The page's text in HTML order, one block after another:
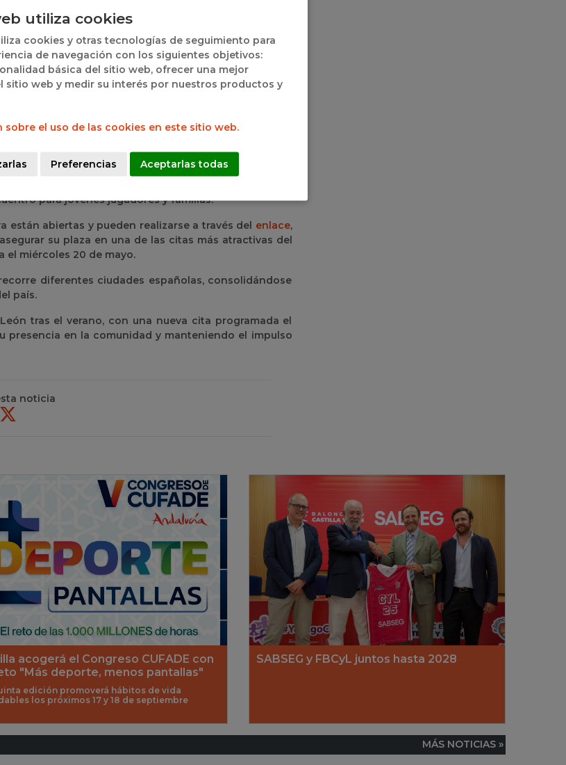
como una de las sedes destacadas de este
experiencia deportiva abierta y dinámica.
se habilitarán varias pistas para acoger los partidos y
diferentes categorías competirán en un formato ágil y
público podrá disfrutar de un ambiente festivo con
benjamín hasta absoluta, incluyendo también la
el carácter inclusivo y accesible del circuito.
sino también por su carácter participativo y
calle, fomentando hábitos saludables y la práctica
con espacios dedicados a la promoción del
para jóvenes jugadores y familias.
están abiertas y pueden realizarse a través del enlace,
su plaza en una de las citas más atractivas del
el miércoles 20 de mayo.
diferentes ciudades españolas, consolidándose
país.
tras el verano, con una nueva cita programada el
presencia en la comunidad y manteniendo el impulso
noticia
acogerá el Congreso CUFADE con
"Más deporte, menos pantallas"
edición promoverá hábitos de vida
los próximos 17 y 18 de septiembre
SABSEG y FBCyL juntos hasta 2028
MÁS NOTICIAS »
utiliza cookies
cookies y otras tecnologías de seguimiento para
de navegación con los siguientes objetivos:
básica del sitio web, ofrecer una mejor
sitio web y medir su interés por nuestros productos y
sobre el uso de las cookies en este sitio web.
Preferencias Aceptarlas todas